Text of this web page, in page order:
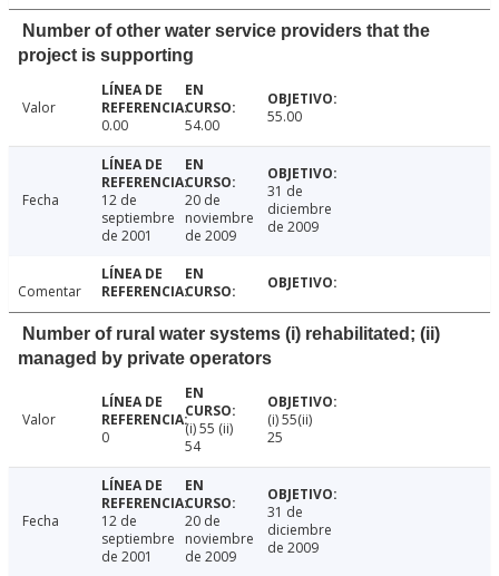
Number of other water service providers that the
project is supporting
Valor
0.00
54.00 55.00
Fecha
12 de
septiembre
de 2001
20 de
noviembre
de 2009
31 de
diciembre
de 2009
Comentar
Number of rural water systems (i) rehabilitated; (ii)
managed by private operators
Valor
0
(i) 55 (ii)
54
(i) 55(ii)
25
Fecha
12 de
septiembre
de 2001
20 de
noviembre
de 2009
31 de
diciembre
de 2009